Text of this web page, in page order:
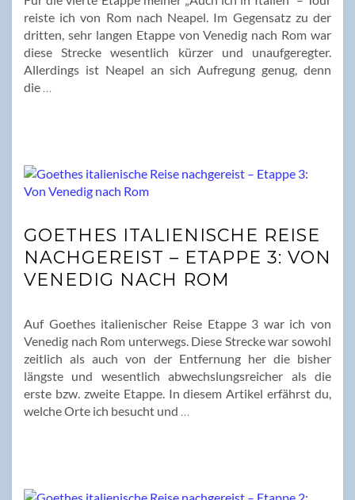
reiste ich von Rom nach Neapel. Im Gegensatz zu der
dritten, sehr langen Etappe von Venedig nach Rom war
diese Strecke wesentlich kürzer und unaufgeregter.
Allerdings ist Neapel an sich Aufregung genug, denn
die …
GOETHES ITALIENISCHE REISE
NACHGEREIST – ETAPPE 3: VON
VENEDIG NACH ROM
Auf Goethes italienischer Reise Etappe 3 war ich von
Venedig nach Rom unterwegs. Diese Strecke war sowohl
zeitlich als auch von der Entfernung her die bisher
längste und wesentlich abwechslungsreicher als die
erste bzw. zweite Etappe. In diesem Artikel erfährst du,
welche Orte ich besucht und